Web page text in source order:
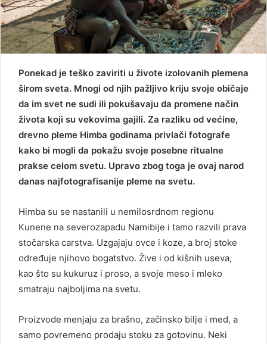
Ponekad je teško zaviriti u živote izolovanih plemena
širom sveta. Mnogi od njih pažljivo kriju svoje običaje
da im svet ne sudi ili pokušavaju da promene način
života koji su vekovima gajili. Za razliku od većine,
drevno pleme Himba godinama privlači fotografe
kako bi mogli da pokažu svoje posebne ritualne
prakse celom svetu. Upravo zbog toga je ovaj narod
danas najfotografisanije pleme na svetu.
Himba su se nastanili u nemilosrdnom regionu
Кunene na severozapadu Namibije i tamo razvili prava
stočarska carstva. Uzgajaju ovce i koze, a broj stoke
određuje njihovo bogatstvo. Žive i od kišnih useva,
kao što su kukuruz i proso, a svoje meso i mleko
smatraju najboljima na svetu.
Proizvode menjaju za brašno, začinsko bilje i med, a
samo povremeno prodaju stoku za gotovinu. Neki